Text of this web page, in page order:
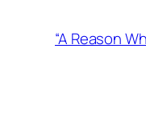
“A Reason